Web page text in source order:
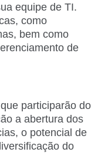
equipe de TI.
como
bem como
de
participarão do
a abertura dos
o potencial de
do